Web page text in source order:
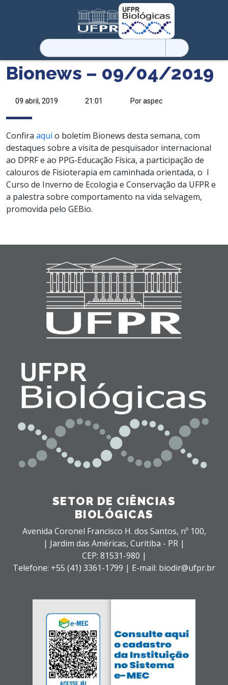
Pesquisar
por:
Bionews – 09/04/2019
09 abril, 2019 21:01 Por aspec
Confira aqui o boletim Bionews desta semana, com
destaques sobre a visita de pesquisador internacional
ao DPRF e ao PPG-Educação Física, a participação de
calouros de Fisioterapia em caminhada orientada, o I
Curso de Inverno de Ecologia e Conservação da UFPR e
a palestra sobre comportamento na vida selvagem,
promovida pelo GEBio.
SETOR DE CIÊNCIAS
BIOLÓGICAS
Avenida Coronel Francisco H. dos Santos, nº 100,
| Jardim das Américas, Curitiba - PR |
CEP: 81531-980 |
Telefone: +55 (41) 3361-1799 | E-mail: biodir@ufpr.br